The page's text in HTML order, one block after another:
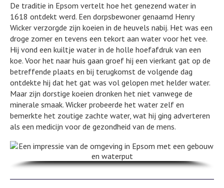
De traditie in Epsom vertelt hoe het genezend water in
1618 ontdekt werd. Een dorpsbewoner genaamd Henry
Wicker verzorgde zijn koeien in de heuvels nabij. Het was een
droge zomer en tevens een tekort aan water voor het vee.
Hij vond een kuiltje water in de holle hoefafdruk van een
koe. Voor het naar huis gaan groef hij een vierkant gat op de
betreffende plaats en bij terugkomst de volgende dag
ontdekte hij dat het gat was vol gelopen met helder water.
Maar zijn dorstige koeien dronken het niet vanwege de
minerale smaak. Wicker probeerde het water zelf en
bemerkte het zoutige zachte water, wat hij ging adverteren
als een medicijn voor de gezondheid van de mens.